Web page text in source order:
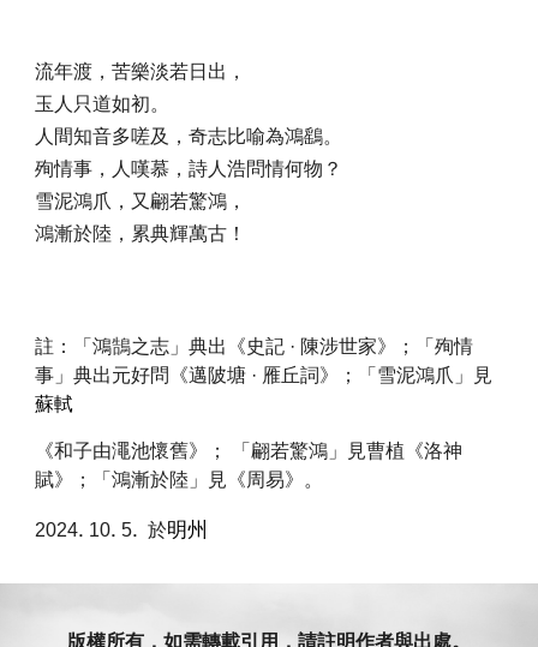
流年渡，苦樂淡若日出，
玉人只道如初。
人間知音多嗟及，奇志比喻為鴻鷂。
殉情事，人嘆慕，詩人浩問情何物？
雪泥鴻爪，又翩若驚鴻，
鴻漸於陸，累典輝萬古！
註：「鴻鵠之志」典出《史記 · 陳涉世家》；「殉情
事」典出元好問《邁陂塘 · 雁丘詞》；「雪泥鴻爪」見
蘇軾
《和子由澠池懷舊》； 「翩若驚鴻」見曹植《洛神
賦》；「鴻漸於陸」見《周易》。
2024. 10. 5. 於明州
版權所有，如需轉載引用，請註明作者與出處。